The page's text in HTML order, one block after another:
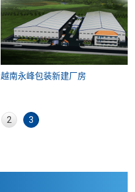
越南永峰包装新建厂房
2 3